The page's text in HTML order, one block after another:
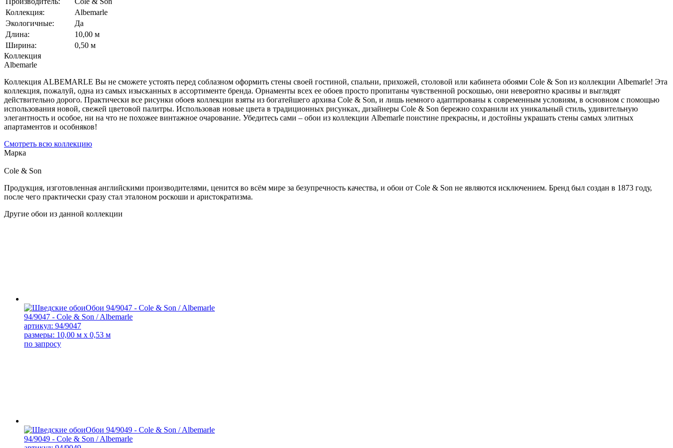
Коллекция:
Albemarle
Экологичные:
Да
Длина:
10,00 м
Ширина:
0,50 м
Коллекция
Albemarle
Коллекция ALBEMARLE Вы не сможете устоять перед соблазном оформить стены своей гостиной, спальни, прихожей, столовой или кабинета обоями Cole & Son из коллекции Albemarle! Эта
коллекция, пожалуй, одна из самых изысканных в ассортименте бренда. Орнаменты всех ее обоев просто пропитаны чувственной роскошью, они невероятно красивы и выглядят
действительно дорого. Практически все рисунки обоев коллекции взяты из богатейшего архива Cole & Son, и лишь немного адаптированы к современным условиям, в основном с помощью
использования новой, свежей цветовой палитры. Использовав новые цвета в традиционных рисунках, дизайнеры Cole & Son бережно сохранили их уникальный стиль, удивительную
элегантность и особое, ни на что не похожее винтажное очарование. Убедитесь сами – обои из коллекции Albemarle поистине прекрасны, и достойны украшать стены самых элитных
апартаментов и особняков!
Смотреть всю коллекцию
Марка
Cole & Son
Продукция, изготовленная английскими производителями, ценится во всём мире за безупречность качества, и обои от Cole & Son не являются исключением. Бренд был создан в 1873 году,
после чего практически сразу стал эталоном роскоши и аристократизма.
Другие обои из данной коллекции
94/9047 - Cole & Son / Albemarle
артикул: 94/9047
размеры: 10,00 м x 0,53 м
по запросу
94/9049 - Cole & Son / Albemarle